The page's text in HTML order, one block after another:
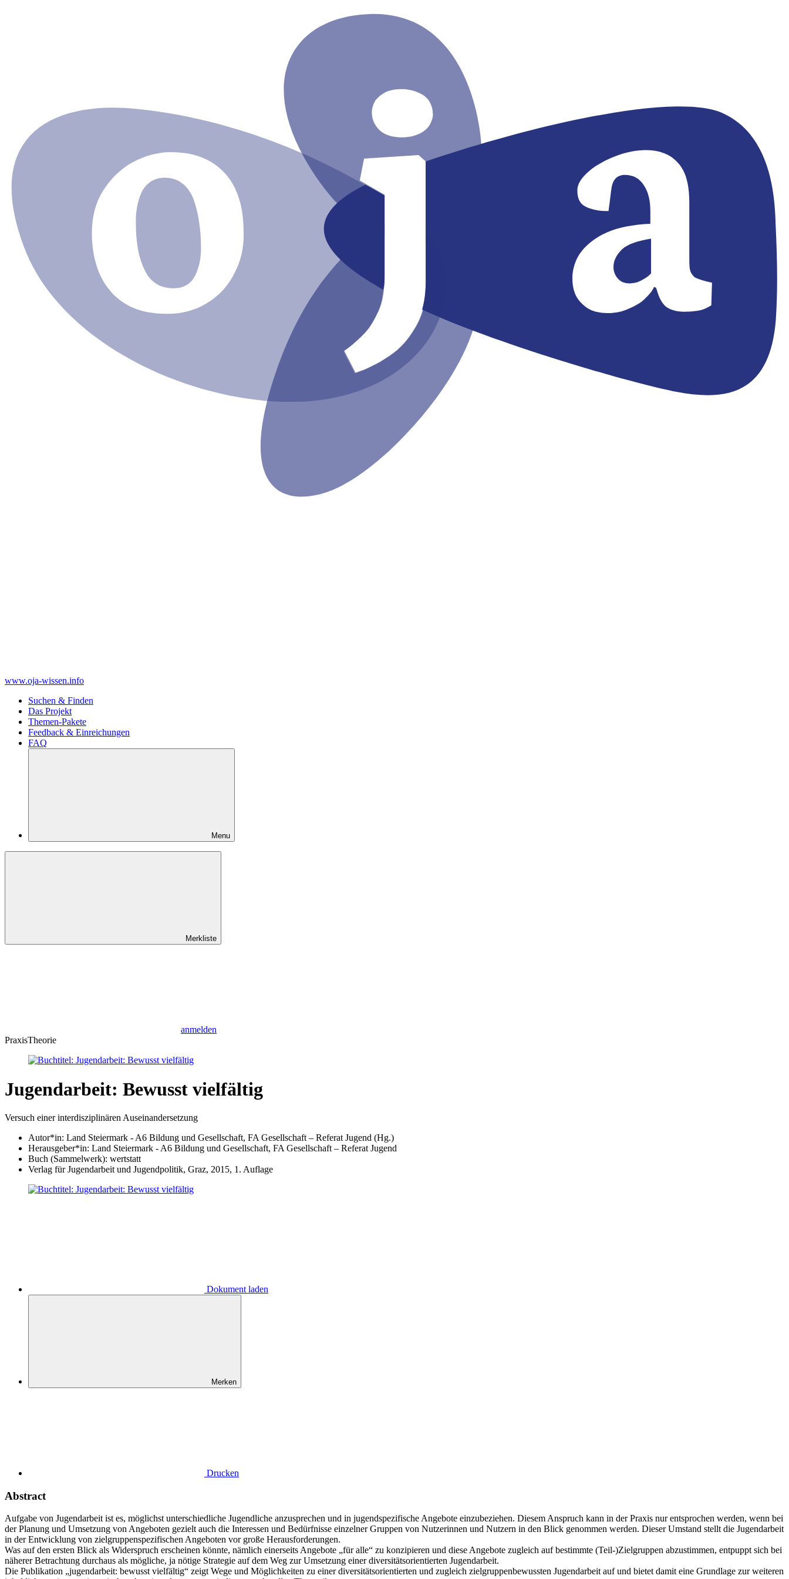
www.oja-wissen.info
Suchen & Finden
Das Projekt
Themen-Pakete
Feedback & Einreichungen
FAQ
Menu
Merkliste
anmelden
PraxisTheorie
Jugendarbeit: Bewusst vielfältig
Versuch einer interdisziplinären Auseinandersetzung
Autor*in: Land Steiermark - A6 Bildung und Gesellschaft, FA Gesellschaft – Referat Jugend (Hg.)
Herausgeber*in: Land Steiermark - A6 Bildung und Gesellschaft, FA Gesellschaft – Referat Jugend
Buch (Sammelwerk): wertstatt
Verlag für Jugendarbeit und Jugendpolitik, Graz, 2015, 1. Auflage
Dokument laden
Merken
Drucken
Abstract
Aufgabe von Jugendarbeit ist es, möglichst unterschiedliche Jugendliche anzusprechen und in jugendspezifische Angebote einzubeziehen. Diesem Anspruch kann in der Praxis nur entsprochen werden, wenn bei
der Planung und Umsetzung von Angeboten gezielt auch die Interessen und Bedürfnisse einzelner Gruppen von Nutzerinnen und Nutzern in den Blick genommen werden. Dieser Umstand stellt die Jugendarbeit
in der Entwicklung von zielgruppenspezifischen Angeboten vor große Herausforderungen.
Was auf den ersten Blick als Widerspruch erscheinen könnte, nämlich einerseits Angebote „für alle“ zu konzipieren und diese Angebote zugleich auf bestimmte (Teil-)Zielgruppen abzustimmen, entpuppt sich bei
näherer Betrachtung durchaus als mögliche, ja nötige Strategie auf dem Weg zur Umsetzung einer diversitätsorientierten Jugendarbeit.
Die Publikation „jugendarbeit: bewusst vielfältig“ zeigt Wege und Möglichkeiten zu einer diversitätsorientierten und zugleich zielgruppenbewussten Jugendarbeit auf und bietet damit eine Grundlage zur weiteren